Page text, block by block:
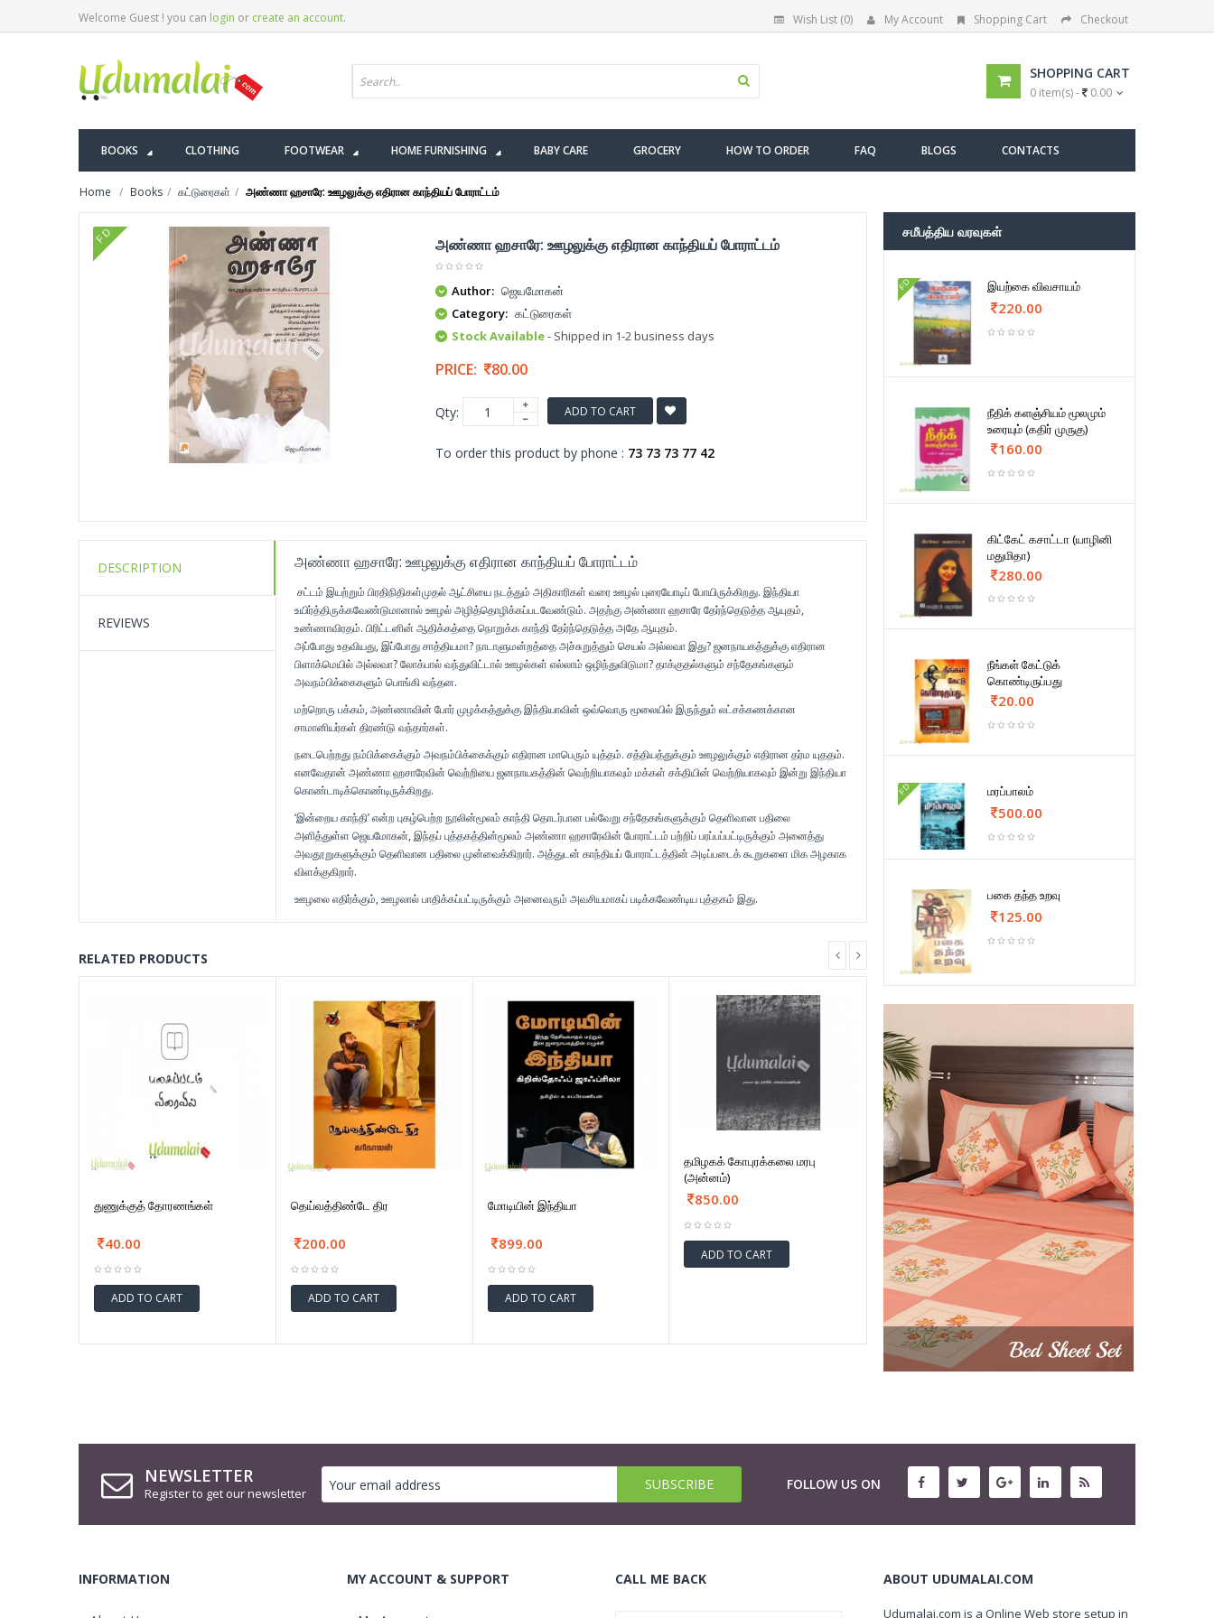
Welcome Guest ! you can login or create an account. Wish List (0) My Account Shopping Cart Checkout
SHOPPING CART
0 item(s) - 0.00
BOOKS CLOTHING FOOTWEAR HOME FURNISHING BABY CARE GROCERY HOW TO ORDER FAQ BLOGS CONTACTS
Home Books கட்டுரைகள் அண்ணா ஹசாரே: ஊழலுக்கு எதிரான காந்தியப் போராட்டம்
FD அண்ணா ஹசாரே: ஊழலுக்கு எதிரான காந்தியப் போராட்டம்
Author: ஜெயமோகன்
Category: கட்டுரைகள்
Stock Available- Shipped in 1-2 business days
PRICE: 80.00
Qty: ADD TO CART
To order this product by phone : 73 73 73 77 42
DESCRIPTION
REVIEWS
அண்ணா ஹசாரே: ஊழலுக்கு எதிரான காந்தியப் போராட்டம்
சட்டம் இயற்றும் பிரதிநிதிகள்முதல் ஆட்சியை நடத்தும் அதிகாரிகள் வரை ஊழல் புரையோடிப் போயிருக்கிறது. இந்தியா
உயிர்த்திருக்கவேண்டுமானால் ஊழல் அழித்தொழிக்கப்படவேண்டும். அதற்கு அண்ணா ஹசாரே தேர்ந்தெடுத்த ஆயுதம்,
உண்ணாவிரதம். பிரிட்டனின் ஆதிக்கத்தை நொறுக்க காந்தி தேர்ந்தெடுத்த அதே ஆயுதம்.
அப்போது உதவியது, இப்போது சாத்தியமா? நாடாளுமன்றத்தை அச்சுறுத்தும் செயல் அல்லவா இது? ஜனநாயகத்துக்கு எதிரான
பிளாக்மெயில் அல்லவா? லோக்பால் வந்துவிட்டால் ஊழல்கள் எல்லாம் ஒழிந்துவிடுமா? தாக்குதல்களும் சந்தேகங்களும்
அவநம்பிக்கைகளும் பொங்கி வந்தன.
மற்றொரு பக்கம், அண்ணாவின் போர் முழக்கத்துக்கு இந்தியாவின் ஒவ்வொரு மூலையில் இருந்தும் லட்சக்கணக்கான
சாமானியர்கள் திரண்டு வந்தார்கள்.
நடைபெற்றது நம்பிக்கைக்கும் அவநம்பிக்கைக்கும் எதிரான மாபெரும் யுத்தம். சத்தியத்துக்கும் ஊழலுக்கும் எதிரான தர்ம யுததம்.
எனவேதான் அண்ணா ஹசாரேவின் வெற்றியை ஜனநாயகத்தின் வெற்றியாகவும் மக்கள் சக்தியின் வெற்றியாகவும் இன்று இந்தியா
கொண்டாடிக்கொண்டிருக்கிறது.
‘இன்றைய காந்தி’ என்ற புகழ்பெற்ற நூலின்மூலம் காந்தி தொடர்பான பல்வேறு சந்தேகங்களுக்கும் தெளிவான பதிலை
அளித்துள்ள ஜெயமோகன், இந்தப் புத்தகத்தின்மூலம் அண்ணா ஹசாரேவின் போராட்டம் பற்றிப் பரப்பப்பட்டிருக்கும் அனைத்து
அவதூறுகளுக்கும் தெளிவான பதிலை முன்வைக்கிறார். அத்துடன் காந்தியப் போராட்டத்தின் அடிப்படைக் கூறுகளை மிக அழகாக
விளக்குகிறார்.
ஊழலை எதிர்க்கும், ஊழலால் பாதிக்கப்பட்டிருக்கும் அனைவரும் அவசியமாகப் படிக்கவேண்டிய புத்தகம் இது.
RELATED PRODUCTS
துணுக்குத் தோரணங்கள்
40.00
ADD TO CART
தெய்வத்திண்டே திர
200.00
ADD TO CART
மோடியின் இந்தியா
899.00
ADD TO CART
தமிழகக் கோபுரக்கலை மரபு
(அன்னம்)
850.00
ADD TO CART
சமீபத்திய வரவுகள்
FD இயற்கை விவசாயம்
220.00
நீதிக் களஞ்சியம் மூலமும்
உரையும் (கதிர் முருகு)
160.00
கிட்கேட் கசாட்டா (யாழினி
மதுமிதா)
280.00
நீங்கள் கேட்டுக்
கொண்டிருப்பது
20.00
FD மரப்பாலம்
500.00
பகை தந்த உறவு
125.00
NEWSLETTER
Register to get our newsletter
FOLLOW US ON
INFORMATION MY ACCOUNT & SUPPORT CALL ME BACK ABOUT UDUMALAI.COM
Udumalai.com is a Online Web store setup in